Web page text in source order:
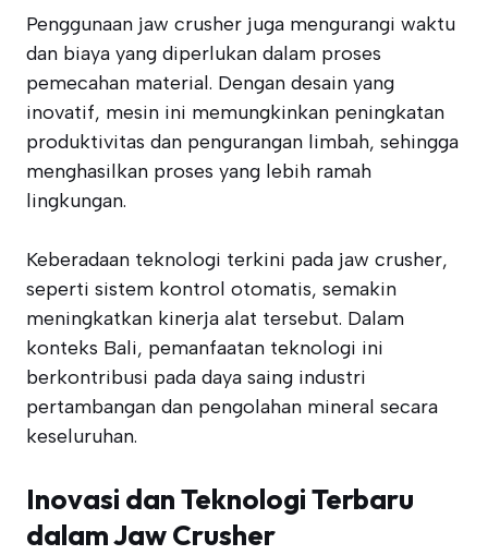
Penggunaan jaw crusher juga mengurangi waktu
dan biaya yang diperlukan dalam proses
pemecahan material. Dengan desain yang
inovatif, mesin ini memungkinkan peningkatan
produktivitas dan pengurangan limbah, sehingga
menghasilkan proses yang lebih ramah
lingkungan.
Keberadaan teknologi terkini pada jaw crusher,
seperti sistem kontrol otomatis, semakin
meningkatkan kinerja alat tersebut. Dalam
konteks Bali, pemanfaatan teknologi ini
berkontribusi pada daya saing industri
pertambangan dan pengolahan mineral secara
keseluruhan.
Inovasi dan Teknologi Terbaru
dalam Jaw Crusher